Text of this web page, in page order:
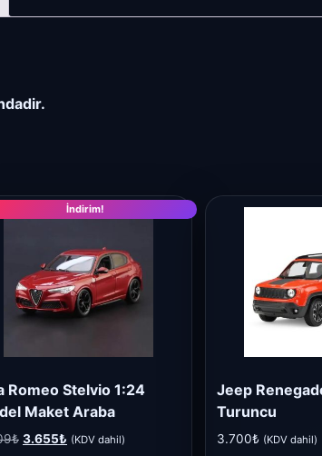
İndirim!
Romeo Stelvio 1:24
Maket Araba
₺ Orijinal
3.655₺ Şu
(KDV dahil)
Jeep
Turuncu
3.700₺ (KDV dahil)